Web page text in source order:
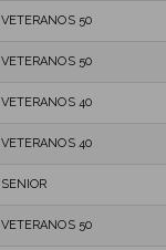
VETERANOS 50
VETERANOS 50
VETERANOS 40
VETERANOS 40
SENIOR
VETERANOS 50